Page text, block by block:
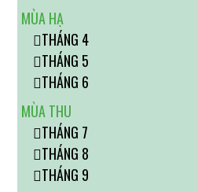
MÙA HẠ
THÁNG 4
THÁNG 5
THÁNG 6
MÙA THU
THÁNG 7
THÁNG 8
THÁNG 9